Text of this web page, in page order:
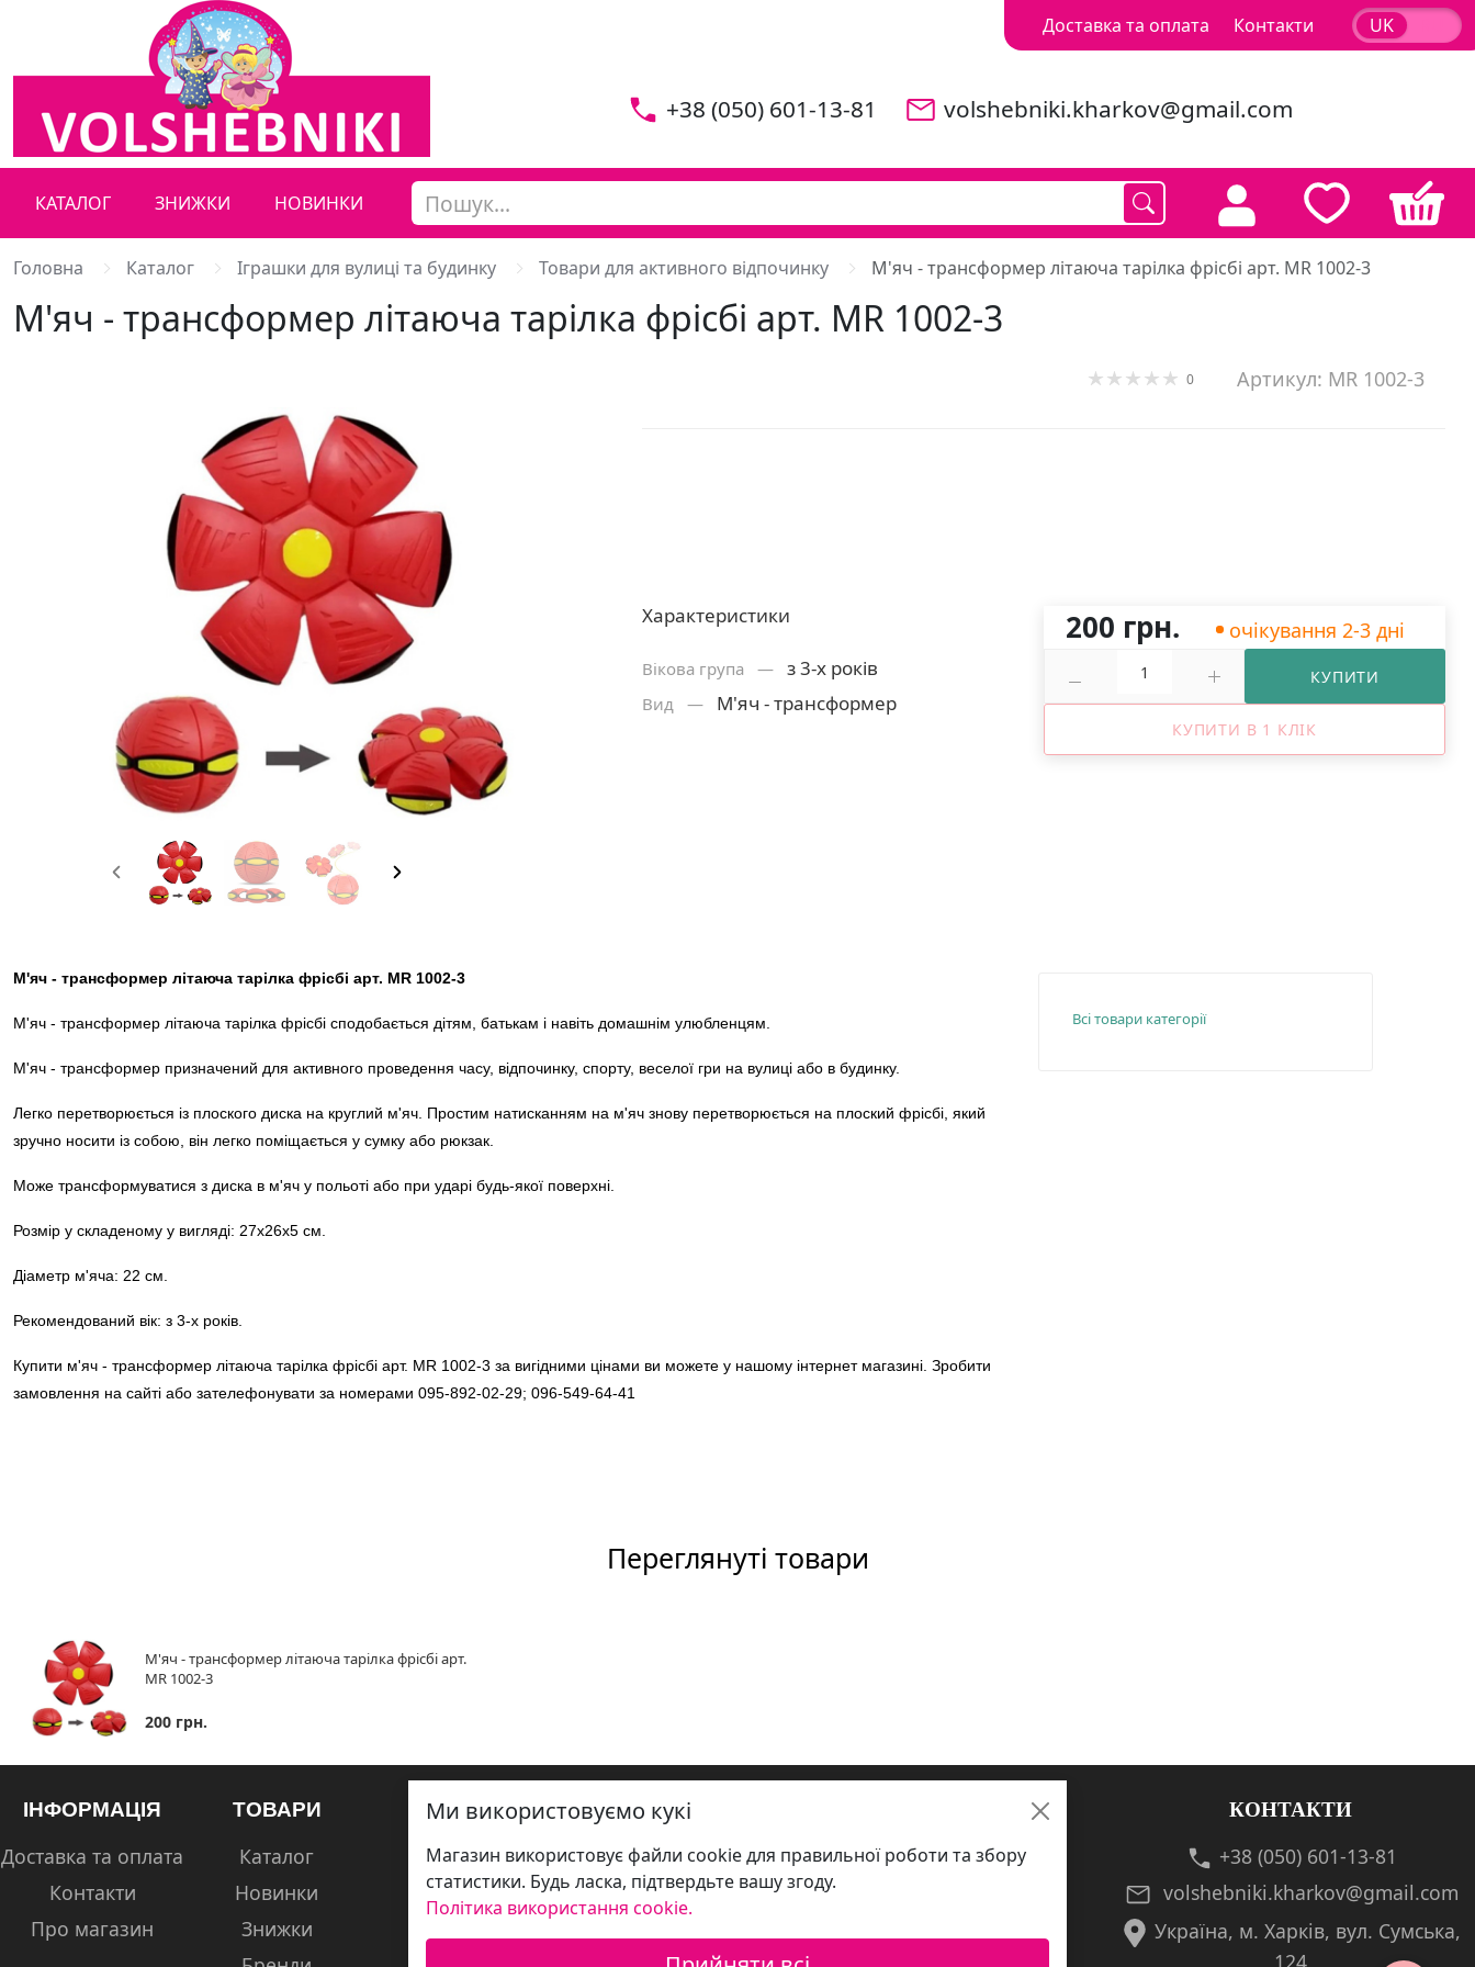
Доставка та оплата Контакти UK
+38 (050) 601-13-81 volshebniki.kharkov@gmail.com
КАТАЛОГ ЗНИЖКИ НОВИНКИ
Головна Каталог Іграшки для вулиці та будинку Товари для активного відпочинку М'яч - трансформер літаюча тарілка фрісбі арт. MR 1002-3
М'яч - трансформер літаюча тарілка фрісбі арт. MR 1002-3
0 Артикул: MR 1002-3
Характеристики
Вікова група —з 3-х років
Вид — М'яч - трансформер
200 грн. очікування 2-3 дні
КУПИТИ
КУПИТИ В 1 КЛІК
М'яч - трансформер літаюча тарілка фрісбі арт. MR 1002-3
М'яч - трансформер літаюча тарілка фрісбі сподобається дітям, батькам і навіть домашнім улюбленцям.
М'яч - трансформер призначений для активного проведення часу, відпочинку, спорту, веселої гри на вулиці або в будинку.
Легко перетворюється із плоского диска на круглий м'яч. Простим натисканням на м'яч знову перетворюється на плоский фрісбі, який
зручно носити із собою, він легко поміщається у сумку або рюкзак
Може трансформуватися з диска в м'яч у польоті або при ударі будь-якої поверхні.
Розмір у складеному у вигляді: 27х26х5 см.
Діаметр м'яча: 22 см.
Рекомендований вік: з 3-х років.
Купити м'яч - трансформер літаюча тарілка фрісбі арт. MR 1002-3 за вигідними цінами ви можете у нашому інтернет магазині. Зробити
замовлення на сайті або зателефонувати за номерами 095-892-02-29; 096-549-64-41
Всі товари категорії
Переглянуті товари
М'яч - трансформер літаюча тарілка фрісбі арт.
MR 1002-3
200 грн.
ІНФОРМАЦІЯ
Доставка та оплата
Контакти
Про магазин
ТОВАРИ
Каталог
Новинки
Знижки
КОНТАКТИ
+38 (050) 601-13-81
volshebniki.kharkov@gmail.com
Україна, м. Харків, вул. Сумська,
Ми використовуємо кукі
Магазин використовує файли cookie для правильної роботи та збору
статистики. Будь ласка, підтвердьте вашу згоду.
Політика використання cookie.